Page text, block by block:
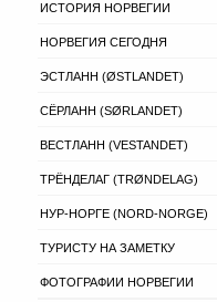
ИСТОРИЯ НОРВЕГИИ
НОРВЕГИЯ СЕГОДНЯ
ЭСТЛАНН (ØSTLANDET)
СЁРЛАНН (SØRLANDET)
ВЕСТЛАНН (VESTANDET)
ТРЁНДЕЛАГ (TRØNDELAG)
НУР-НОРГЕ (NORD-NORGE)
ТУРИСТУ НА ЗАМЕТКУ
ФОТОГРАФИИ НОРВЕГИИ